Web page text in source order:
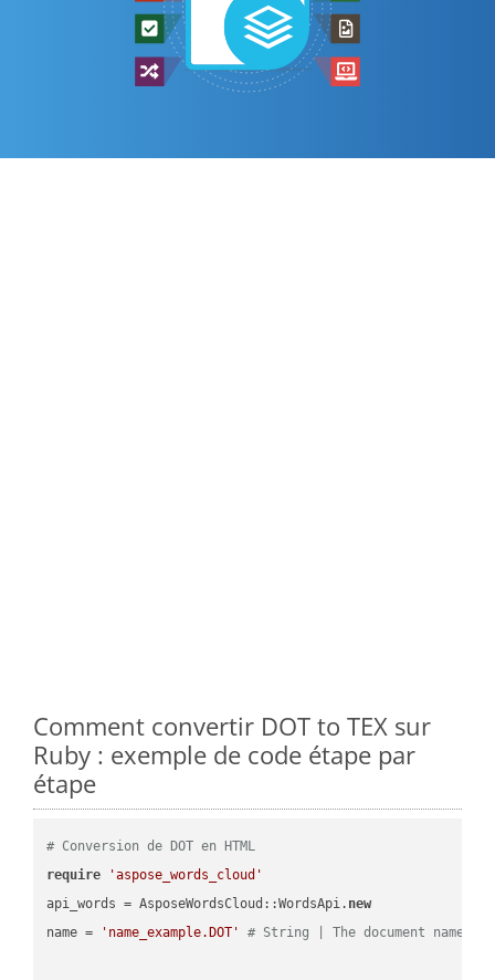
Comment convertir DOT to TEX sur
Ruby : exemple de code étape par
étape
# Conversion de DOT en HTML
require
'aspose_words_cloud'
api_words = AsposeWordsCloud::WordsApi. new
name =
'name_example.DOT' # String | The document name.